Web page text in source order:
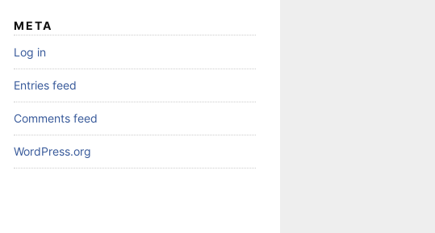
META
Log in
Entries feed
Comments feed
WordPress.org